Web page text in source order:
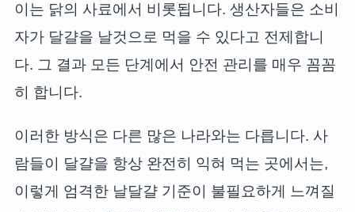
이는 닭의 사료에서 비롯됩니다. 생산자들은 소비
자가 달걀을 날것으로 먹을 수 있다고 전제합니
다. 그 결과 모든 단계에서 안전 관리를 매우 꼼꼼
히 합니다.
이러한 방식은 다른 많은 나라와는 다릅니다. 사
람들이 달걀을 항상 완전히 익혀 먹는 곳에서는,
이렇게 엄격한 날달걀 기준이 불필요하게 느껴질